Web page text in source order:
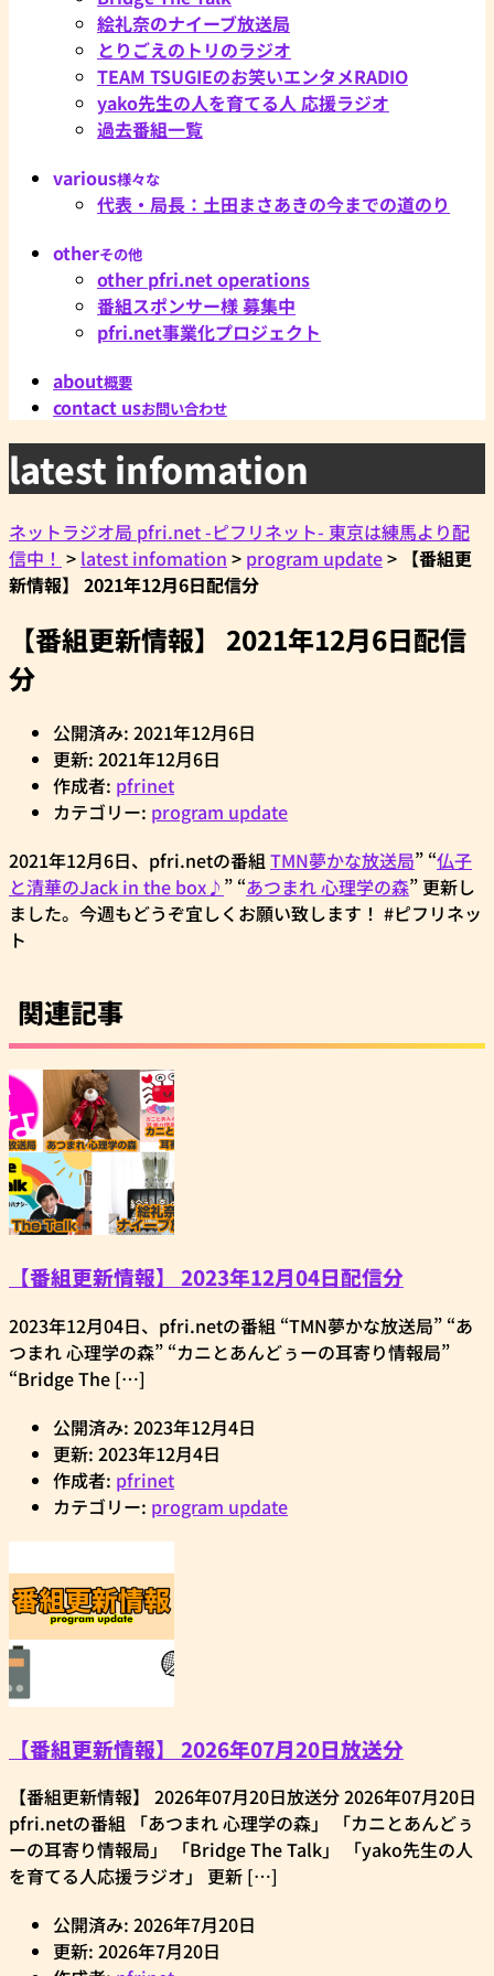
絵礼奈のナイーブ放送局
とりごえのトリのラジオ
TEAM TSUGIEのお笑いエンタメRADIO
yako先生の人を育てる人 応援ラジオ
過去番組一覧
various様々な
代表・局長：土田まさあきの今までの道のり
otherその他
other pfri.net operations
番組スポンサー様 募集中
pfri.net事業化プロジェクト
about概要
contact usお問い合わせ
latest infomation
ネットラジオ局 pfri.net -ピフリネット- 東京は練馬より配
信中！ > latest infomation > program update> 【番組更
新情報】 2021年12月6日配信分
【番組更新情報】 2021年12月6日配信
分
公開済み: 2021年12月6日
更新: 2021年12月6日
作成者: pfrinet
カテゴリー: program update
2021年12月6日、pfri.netの番組 TMN夢かな放送局” “仏子
と清華のJack in the box♪ ” “あつまれ 心理学の森” 更新し
ました。今週もどうぞ宜しくお願い致します！ #ピフリネッ
ト
関連記事
【番組更新情報】 2023年12月04日配信分
2023年12月04日、pfri.netの番組 “TMN夢かな放送局” “あ
つまれ 心理学の森” “カニとあんどぅーの耳寄り情報局”
“Bridge The […]
公開済み: 2023年12月4日
更新: 2023年12月4日
作成者: pfrinet
カテゴリー: program update
【番組更新情報】 2026年07月20日放送分
【番組更新情報】 2026年07月20日放送分 2026年07月20日
pfri.netの番組 「あつまれ 心理学の森」 「カニとあんどぅ
ーの耳寄り情報局」 「Bridge The Talk」 「yako先生の人
を育てる人応援ラジオ」 更新 […]
公開済み: 2026年7月20日
更新: 2026年7月20日